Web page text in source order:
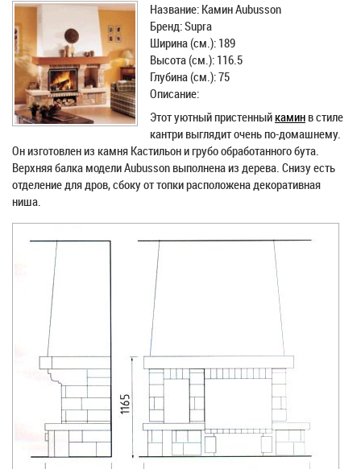
Название: Камин Aubusson
Бренд: Supra
Ширина (см.): 189
Высота (см.): 116.5
Глубина (см.): 75
Описание:
Этот уютный пристенный камин в стиле
кантри выглядит очень по-домашнему.
Он изготовлен из камня Кастильон и грубо обработанного бута.
Верхняя балка модели Aubusson выполнена из дерева. Снизу есть
отделение для дров, сбоку от топки расположена декоративная
ниша.